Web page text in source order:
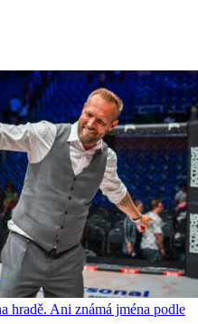
hradě. Ani známá jména podle